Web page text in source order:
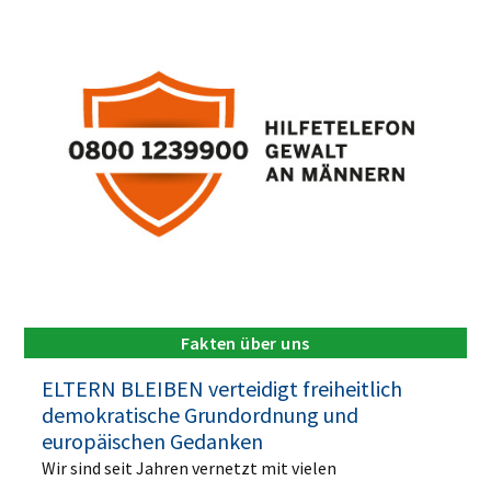
Fakten über uns
ELTERN BLEIBEN verteidigt freiheitlich
demokratische Grundordnung und
europäischen Gedanken
Wir sind seit Jahren vernetzt mit vielen